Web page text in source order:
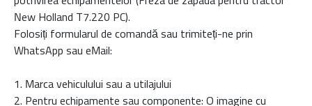
New Holland T7.220 PC).
Folosiți formularul de comandă sau trimiteți-ne prin
WhatsApp sau eMail:
1. Marca vehiculului sau a utilajului
2. Pentru echipamente sau componente: O imagine cu